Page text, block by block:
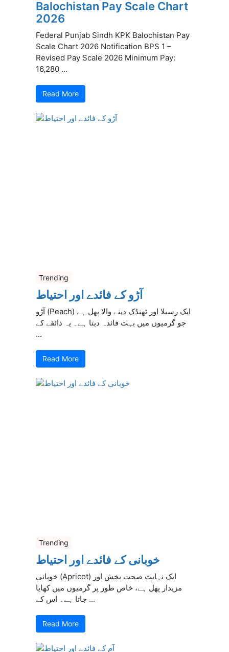
Balochistan Pay Scale Chart
2026
Federal Punjab Sindh KPK Balochistan Pay
Scale Chart 2026 Notification BPS 1 –
Revised Pay Scale 2026 Minimum Pay:
16,280 ...
Read More
Trending
آڑو کے فائدے اور احتیاط
آڑو (Peach) ایک رسیلا اور ٹھنڈک دینے والا پھل ہے
جو گرمیوں میں بہت فائدہ دیتا ہے۔ یہ ذائقے کے
...
Read More
Trending
خوبانی کے فائدے اور احتیاط
خوبانی (Apricot) ایک نہایت صحت بخش اور
مزیدار پھل ہے، خاص طور پر گرمیوں میں کھایا
جاتا ہے۔ اس کے ...
Read More